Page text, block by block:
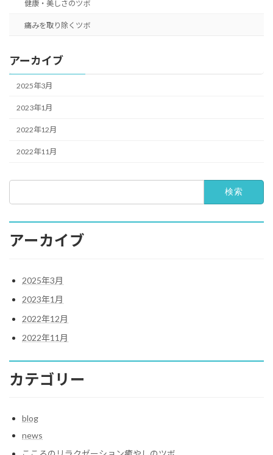
健康・美しさのツボ
痛みを取り除くツボ
アーカイブ
2025年3月
2023年1月
2022年12月
2022年11月
アーカイブ
2025年3月
2023年1月
2022年12月
2022年11月
カテゴリー
blog
news